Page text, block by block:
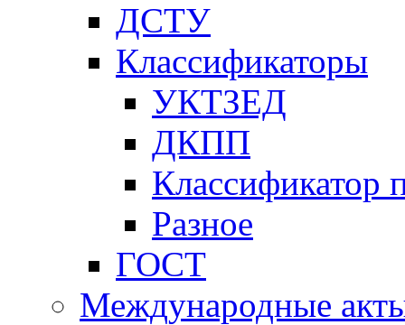
ДСТУ
Классификаторы
УКТЗЕД
ДКПП
Классификатор
Разное
ГОСТ
Международные